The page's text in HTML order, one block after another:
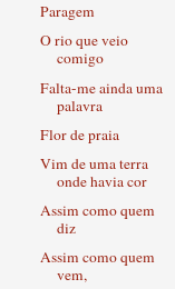
Paragem
O rio que veio
comigo
Falta-me ainda uma
palavra
Flor de praia
Vim de uma terra
onde havia cor
Assim como quem
diz
Assim como quem
vem,